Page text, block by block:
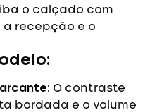
o calçado com
recepção e o
O contraste
bordada e o volume